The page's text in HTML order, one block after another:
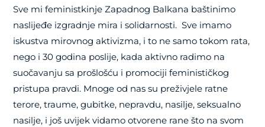
Sve mi feministkinje Zapadnog Balkana baštinimo
naslijeđe izgradnje mira i solidarnosti. Sve imamo
iskustva mirovnog aktivizma, i to ne samo tokom rata,
nego i 30 godina poslije, kada aktivno radimo na
suočavanju sa prošlošću i promociji feminističkog
pristupa pravdi. Mnoge od nas su preživjele ratne
terore, traume, gubitke, nepravdu, nasilje, seksualno
nasilje, i još uvijek vidamo otvorene rane što na svom